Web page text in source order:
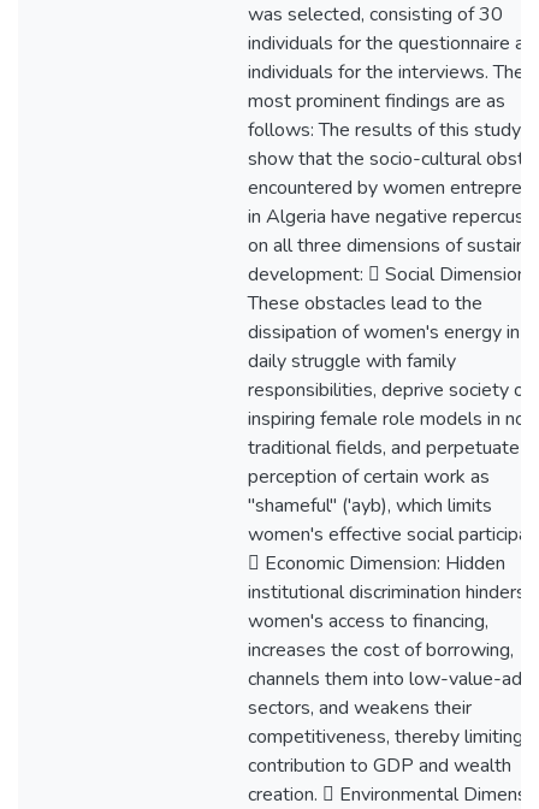
was selected, consisting of 30
individuals for the questionnaire
individuals for the interviews. The
most prominent findings are as
follows: The results of this study
show that the socio-cultural
encountered by women
in Algeria have negative
on all three dimensions of
development:  Social Dimension:
These obstacles lead to the
dissipation of women's energy in a
daily struggle with family
responsibilities, deprive society of
inspiring female role models in
traditional fields, and perpetuate
perception of certain work as
"shameful" ('ayb), which limits
women's effective social
 Economic Dimension: Hidden
institutional discrimination hinders
women's access to financing,
increases the cost of borrowing,
channels them into low-value-
sectors, and weakens their
competitiveness, thereby limiting
contribution to GDP and wealth
creation.  Environmental